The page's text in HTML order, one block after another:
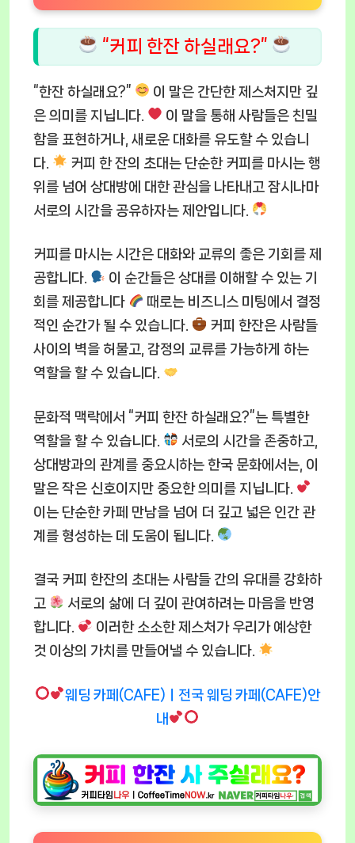
“커피 한잔 하실래요?”
“한잔 하실래요?”
이 말은 간단한 제스처지만 깊
은 의미를 지닙니다.
이 말을 통해 사람들은 친밀
함을 표현하거나, 새로운 대화를 유도할 수 있습니
다.
커피 한 잔의 초대는 단순한 커피를 마시는 행
위를 넘어 상대방에 대한 관심을 나타내고 잠시나마
서로의 시간을 공유하자는 제안입니다.
커피를 마시는 시간은 대화와 교류의 좋은 기회를 제
공합니다.
이 순간들은 상대를 이해할 수 있는 기
회를 제공합니다
때로는 비즈니스 미팅에서 결정
적인 순간가 될 수 있습니다.
커피 한잔은 사람들
사이의 벽을 허물고, 감정의 교류를 가능하게 하는
역할을 할 수 있습니다.
문화적 맥락에서 “커피 한잔 하실래요?”는 특별한
역할을 할 수 있습니다.
서로의 시간을 존중하고,
상대방과의 관계를 중요시하는 한국 문화에서는, 이
말은 작은 신호이지만 중요한 의미를 지닙니다.
이는 단순한 카페 만남을 넘어 더 깊고 넓은 인간 관
계를 형성하는 데 도움이 됩니다.
결국 커피 한잔의 초대는 사람들 간의 유대를 강화하
고
서로의 삶에 더 깊이 관여하려는 마음을 반영
합니다.
이러한 소소한 제스처가 우리가 예상한
것 이상의 가치를 만들어낼 수 있습니다.
웨딩 카페(CAFE)ㅣ전국 웨딩 카페(CAFE)안
내